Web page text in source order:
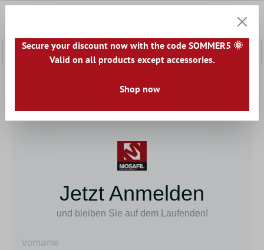
Koszyk
Newsletter
Jetzt Anmelden
und bleiben Sie auf dem Laufenden!
Vorname
Secure your discount now with the code SOMMER5 🌞
Valid on all products except accessories.
Shop now